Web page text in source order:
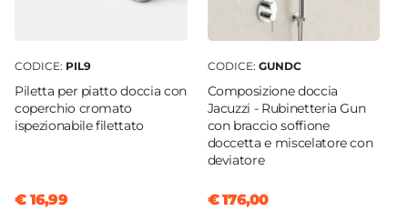
Resina|Glasstone
Colore
Effetto pietra
CODICE: PIL9
Piletta per piatto doccia con
coperchio cromato
ispezionabile filettato
€ 16,99
CODICE: GUNDC
Composizione doccia
Jacuzzi - Rubinetteria Gun
con braccio soffione
doccetta e miscelatore con
deviatore
€ 176,00